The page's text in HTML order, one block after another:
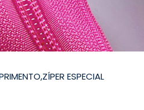
,ZÍPER ESPECIAL